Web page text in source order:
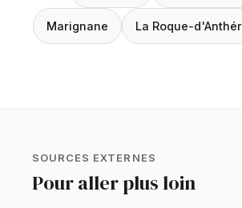
Marignane La Roque-
SOURCES EXTERNES
Pour aller plus loin